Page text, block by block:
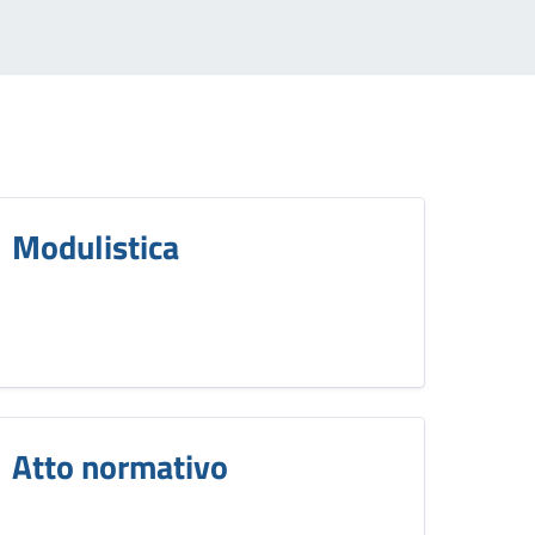
Modulistica
Atto normativo